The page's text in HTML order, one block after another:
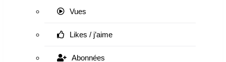
Vues
Likes / j’aime
Abonnées